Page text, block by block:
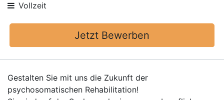
Vollzeit
Jetzt Bewerben
Gestalten Sie mit uns die Zukunft der
psychosomatischen Rehabilitation!